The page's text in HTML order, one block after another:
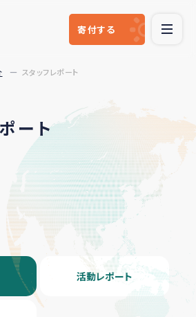
寄付する
スタッフレポート
ート
活動レポート